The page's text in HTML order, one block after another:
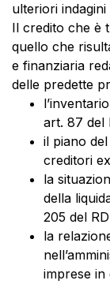
ulteriori
Il credito che è
quello che
e finanziaria
delle predette
art. 87 del
il piano
creditori
la
della
205 del
la
imprese in